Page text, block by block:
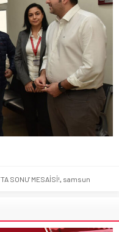
SONU' MESAİSİ!, samsun